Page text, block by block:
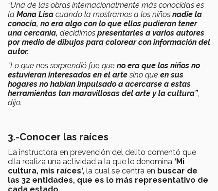
“Una de las obras internacionalmente más conocidas es
la Mona Lisa cuando la mostramos a los niños nadie la
conocía, no era algo con lo que ellos pudieran tener
una cercanía, decidimos presentarles a varios autores
por medio de dibujos para colorear con información del
autor.
“Lo que nos sorprendió fue que no era que los niños no
estuvieran interesados en el artesino que en sus
hogares no habían impulsado a acercarse a estas
herramientas tan maravillosas del arte y la cultura”,
dijo.
3.-Conocer las raíces
La instructora en prevención del delito comentó que
ella realiza una actividad a la que le denomina ‘Mi
cultura, mis raíces', la cual se centra en buscar de
las 32 entidades, que es lo más representativo de